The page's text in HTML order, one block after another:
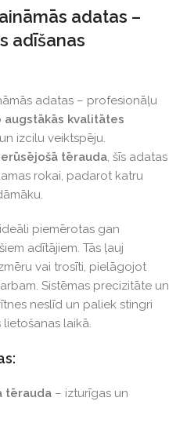
adatas –
adīšanas
adatas – profesionāļu
augstākās kvalitātes
izcilu veiktspēju.
tērauda, šīs adatas
rokai, padarot katru
piemērotas gan
adītājiem. Tās ļauj
vai trosīti, pielāgojot
Sistēmas precizitāte un
neslīd un paliek stingri
laikā.
tērauda – izturīgas un